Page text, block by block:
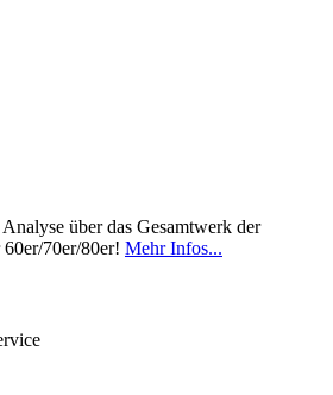
über das Gesamtwerk der
70er/80er! Mehr Infos...